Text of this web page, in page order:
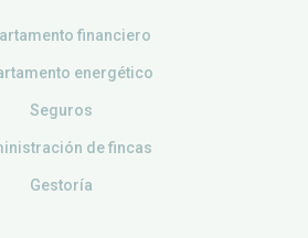
financiero
energético
Seguros
de fincas
Gestoría